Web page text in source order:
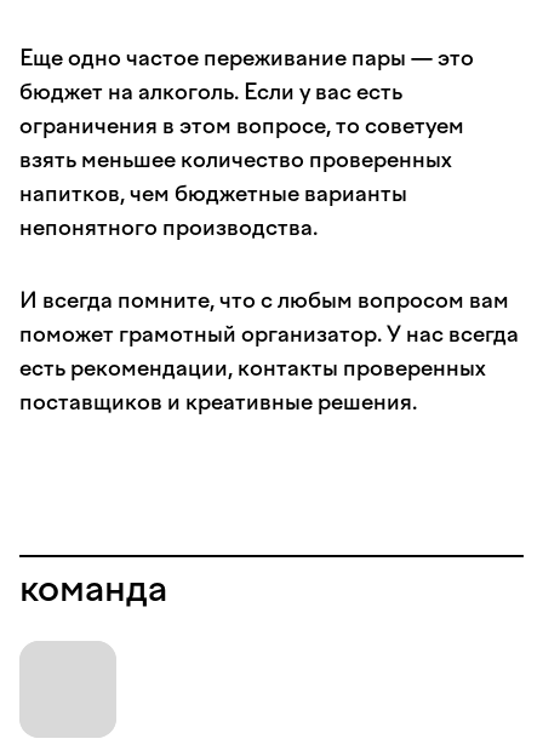
Еще одно частое переживание пары — это
бюджет на алкоголь. Если у вас есть
ограничения в этом вопросе, то советуем
взять меньшее количество проверенных
напитков, чем бюджетные варианты
непонятного производства.
И всегда помните, что с любым вопросом вам
поможет грамотный организатор. У нас всегда
есть рекомендации, контакты проверенных
поставщиков и креативные решения.
команда